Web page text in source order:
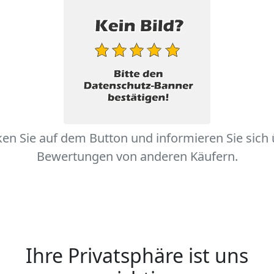
Sie auf dem Button und informieren Sie sich
Bewertungen von anderen Käufern.
Ihre Privatsphäre ist uns